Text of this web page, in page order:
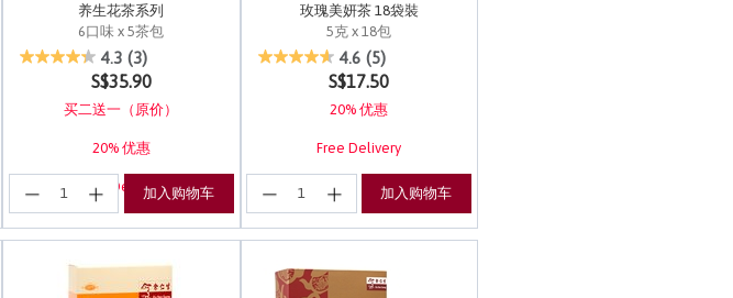
养生花茶系列
6口味 x 5茶包
3.4 out of 5 Customer Rating
4.3 (3)
S$35.90
买二送一（原价）
20% 优惠
Free Delivery加入购物车
玫瑰美妍茶 18袋裝
5克 x 18包
4.2 out of 5 Customer Rating
4.6 (5)
S$17.50
20% 优惠
Free Delivery
加入购物车